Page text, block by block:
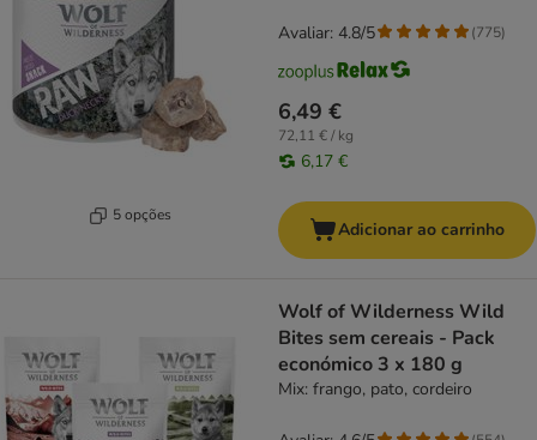
5 opções
6,49 €
72,11 € / kg
6,17 €
Avaliar: 4.8/5 (775)
Adicionar ao carrinho
Wolf of Wilderness Wild
Bites sem cereais - Pack
económico 3 x 180 g
Mix: frango, pato, cordeiro